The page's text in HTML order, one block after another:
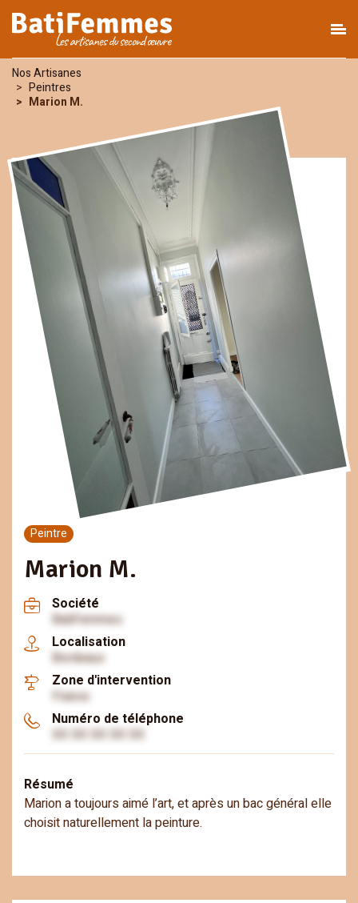
Nos Artisanes
Peintres
Marion M.
Peintre
Marion M.
Société
BatiFemmes
Localisation
Bordeaux
Zone d'intervention
France
Numéro de téléphone
XX XX XX XX XX
Résumé
Marion a toujours aimé l’art, et après un bac général elle
choisit naturellement la peinture.